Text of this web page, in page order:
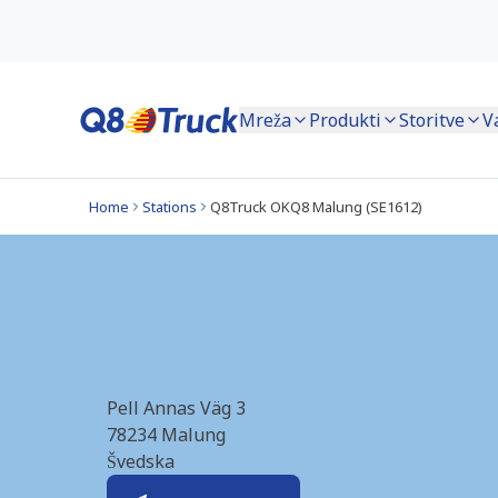
Mreža Produkti Storitve
Home Stations Q8Truck OKQ8 Malung (SE1612)
Pell Annas Väg 3
78234 Malung
Švedska